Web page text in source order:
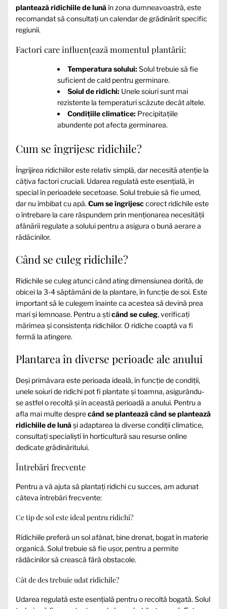
plantează ridichiile de lunăîn zona dumneavoastră, este
recomandat să consultați un calendar de grădinărit specific
regiunii.
Factori care influențează momentul plantării:
Temperatura solului: Solul trebuie să fie
suficient de cald pentru germinare.
Soiul de ridichi: Unele soiuri sunt mai
rezistente la temperaturi scăzute decât altele.
Condițiile climatice: Precipitațiile
abundente pot afecta germinarea.
Cum se îngrijesc ridichile?
Îngrijirea ridichiilor este relativ simplă, dar necesită atenție la
câțiva factori cruciali. Udarea regulată este esențială, în
special în perioadele secetoase. Solul trebuie să fie umed,
dar nu îmbibat cu apă. Cum se îngrijesccorect ridichile este
o întrebare la care răspundem prin menționarea necesității
afânării regulate a solului pentru a asigura o bună aerare a
rădăcinilor.
Când se culeg ridichile?
Ridichile se culeg atunci când ating dimensiunea dorită, de
obicei la 3-4 săptămâni de la plantare, în funcție de soi. Este
important să le culegem înainte ca acestea să devină prea
mari și lemnoase. Pentru a șticând se culeg, verificați
mărimea și consistența ridichiilor. O ridiche coaptă va fi
fermă la atingere.
Plantarea în diverse perioade ale anului
Deși primăvara este perioada ideală, în funcție de condiții,
unele soiuri de ridichi pot fi plantate și toamna, asigurându-
se astfel o recoltă și în această perioadă a anului. Pentru a
afla mai multe desprecând se plantează când se plantează
ridichiile de lunăși adaptarea la diverse condiții climatice,
consultați specialiști în horticultură sau resurse online
dedicate grădinăritului.
Întrebări frecvente
Pentru a vă ajuta să plantați ridichi cu succes, am adunat
câteva întrebări frecvente:
Ce tip de sol este ideal pentru ridichi?
Ridichiile preferă un sol afânat, bine drenat, bogat în materie
organică. Solul trebuie să fie ușor, pentru a permite
rădăcinilor să crească fără obstacole.
Cât de des trebuie udat ridichile?
Udarea regulată este esențială pentru o recoltă bogată. Solul